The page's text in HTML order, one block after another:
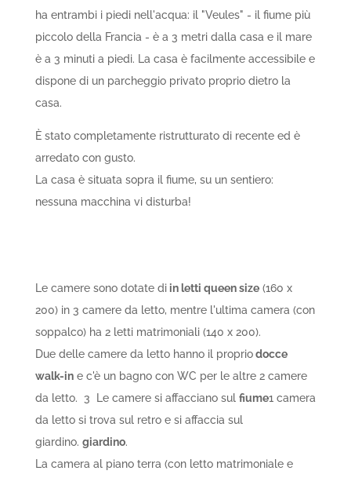
ha entrambi i piedi nell'acqua: il "Veules" - il fiume più
piccolo della Francia - è a 3 metri dalla casa e il mare
è a 3 minuti a piedi. La casa è facilmente accessibile e
dispone di un parcheggio privato proprio dietro la
casa.
È stato completamente ristrutturato di recente ed è
arredato con gusto.
La casa è situata sopra il fiume, su un sentiero:
nessuna macchina vi disturba!
Le camere sono dotate diin letti queen size(160 x
200) in 3 camere da letto, mentre l'ultima camera (con
soppalco) ha 2 letti matrimoniali (140 x 200).
Due delle camere da letto hanno il propriodocce
walk-ine c'è un bagno con WC per le altre 2 camere
da letto.
3 Le camere si affacciano sul fiume1 camera
da letto si trova sul retro e si affaccia sul
giardino. giardino.
La camera al piano terra (con letto matrimoniale e